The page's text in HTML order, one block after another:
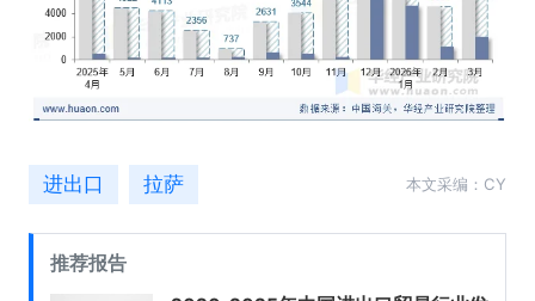
进出口 拉萨 本文采编：CY
推荐报告